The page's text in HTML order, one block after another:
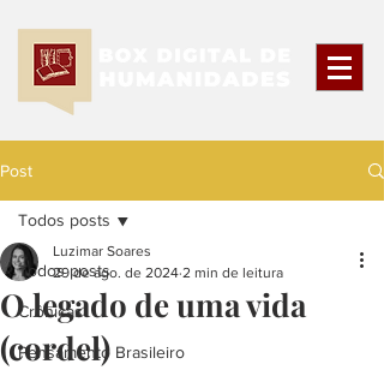
Post
Todos posts
Crônicas
Pensamento Brasileiro
Todos posts
O legado de uma vida
(cordel)
Luzimar Soares
29 de ago. de 2024 2 min de leitura